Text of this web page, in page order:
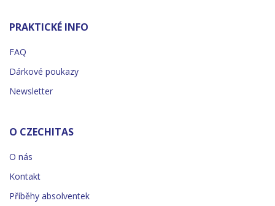
PRAKTICKÉ INFO
FAQ
Dárkové poukazy
Newsletter
O CZECHITAS
O nás
Kontakt
Příběhy absolventek